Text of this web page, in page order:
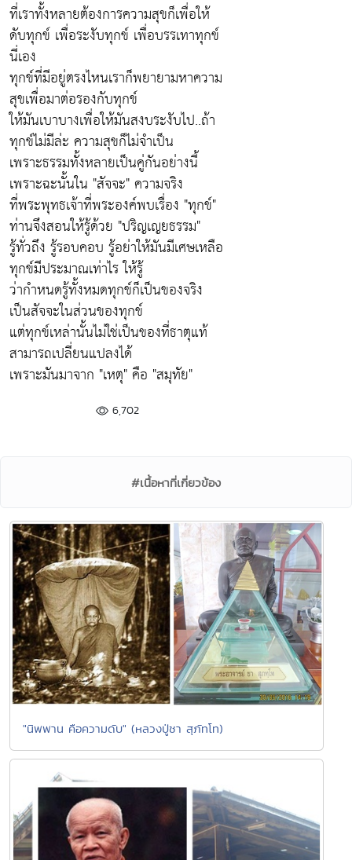
ที่เราทั้งหลายต้องการความสุขก็เพื่อให้
ดับทุกข์ เพื่อระงับทุกข์ เพื่อบรรเทาทุกข์
นี่เอง
ทุกข์ที่มีอยู่ตรงไหนเราก็พยายามหาความ
สุขเพื่อมาต่อรองกับทุกข์
ให้มันเบาบางเพื่อให้มันสงบระงับไป..ถ้า
ทุกข์ไม่มีล่ะ ความสุขก็ไม่จำเป็น
เพราะธรรมทั้งหลายเป็นคู่กันอย่างนี้
เพราะฉะนั้นใน "สัจจะ" ความจริง
ที่พระพุทธเจ้าที่พระองค์พบเรื่อง "ทุกข์"
ท่านจึงสอนให้รู้ด้วย "ปริญเญยธรรม"
รู้ทั่วถึง รู้รอบคอบ รู้อย่าให้มันมีเศษเหลือ
ทุกข์มีประมาณเท่าไร ให้รู้
ว่ากำหนดรู้ทั้งหมดทุกข์ก็เป็นของจริง
เป็นสัจจะในส่วนของทุกข์
แต่ทุกข์เหล่านั้นไม่ใช่เป็นของที่ธาตุแท้
สามารถเปลี่ยนแปลงได้
เพราะมันมาจาก "เหตุ" คือ "สมุทัย"
6,702
#เนื้อหาที่เกี่ยวข้อง
"นิพพาน คือความดับ" (หลวงปู่ชา สุภัทโท)